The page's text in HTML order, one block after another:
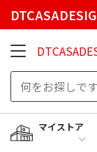
マイストア